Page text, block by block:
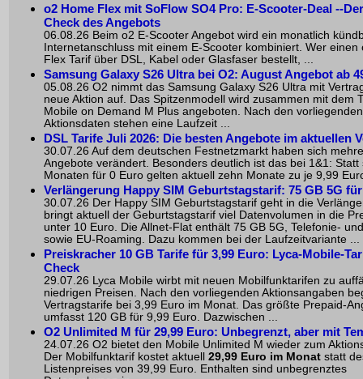
o2 Home Flex mit SoFlow SO4 Pro: E-Scooter-Deal --
Check des Angebots
06.08.26 Beim o2 E-Scooter Angebot wird ein monatlich
Internetanschluss mit einem E-Scooter kombiniert. Wer einen
Flex Tarif über DSL, Kabel oder Glasfaser bestellt, ...
Samsung Galaxy S26 Ultra bei O2: August Angebot ab
05.08.26 O2 nimmt das Samsung Galaxy S26 Ultra mit
neue Aktion auf. Das Spitzenmodell wird zusammen mit dem
Mobile on Demand M Plus angeboten. Nach den vorliegenden
Aktionsdaten stehen eine Laufzeit ...
DSL Tarife Juli 2026: Die besten Angebote im aktuellen
30.07.26 Auf dem deutschen Festnetzmarkt haben sich
Angebote verändert. Besonders deutlich ist das bei 1&1: Statt
Monaten für 0 Euro gelten aktuell zehn Monate zu je 9,99
Verlängerung Happy SIM Geburtstagstarif: 75 GB 5G
30.07.26 Der Happy SIM Geburtstagstarif geht in die
bringt aktuell der Geburtstagstarif viel Datenvolumen in die
unter 10 Euro. Die Allnet-Flat enthält 75 GB 5G, Telefonie-
sowie EU-Roaming. Dazu kommen bei der Laufzeitvariante ...
Preiskracher 10 GB Tarife für 3,99 Euro: Lyca-Mobile-
Check
29.07.26 Lyca Mobile wirbt mit neuen Mobilfunktarifen zu
niedrigen Preisen. Nach den vorliegenden Aktionsangaben
Vertragstarife bei 3,99 Euro im Monat. Das größte Prepaid-
umfasst 120 GB für 9,99 Euro. Dazwischen ...
O2 Unlimited M für 29,99 Euro: Unbegrenzt, aber mit
24.07.26 O2 bietet den Mobile Unlimited M wieder zum
Der Mobilfunktarif kostet aktuell 29,99 Euro im Monat statt
Listenpreises von 39,99 Euro. Enthalten sind unbegrenztes